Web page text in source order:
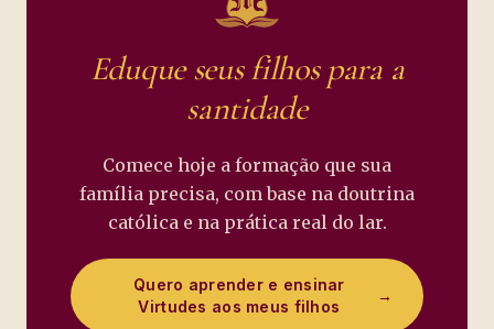
Eduque seus filhos para a
santidade
Comece hoje a formação que sua
família precisa, com base na doutrina
católica e na prática real do lar.
Quero aprender e ensinar
Virtudes aos meus filhos
→